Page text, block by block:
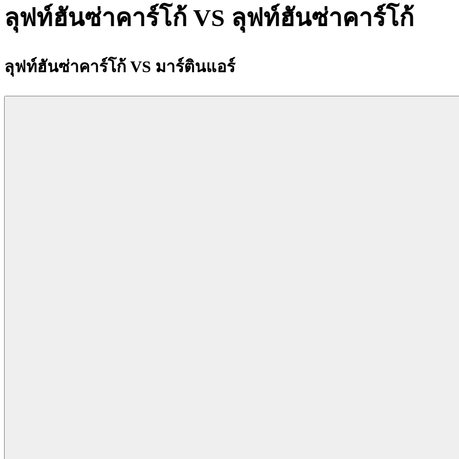
ลุฟท์ฮันซ่าคาร์โก้ VS ลุฟท์ฮันซ่าคาร์โก้
ลุฟท์ฮันซ่าคาร์โก้ VS มาร์ตินแอร์